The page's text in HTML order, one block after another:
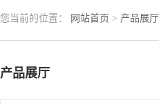
您当前的位置： 网站首页 > 产品展厅
产品展厅